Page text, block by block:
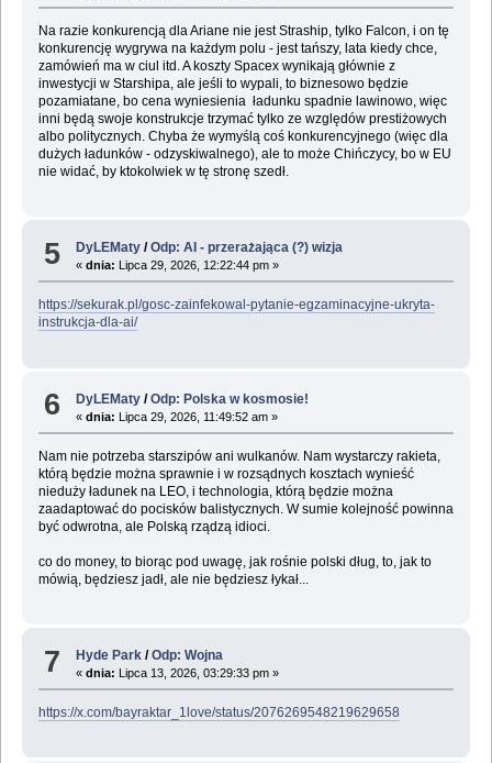
Na razie konkurencją dla Ariane nie jest Straship, tylko Falcon, i on tę
konkurencję wygrywa na każdym polu - jest tańszy, lata kiedy chce,
zamówień ma w ciul itd. A koszty Spacex wynikają głównie z
inwestycji w Starshipa, ale jeśli to wypali, to biznesowo będzie
pozamiatane, bo cena wyniesienia ładunku spadnie lawinowo, więc
inni będą swoje konstrukcje trzymać tylko ze względów prestiżowych
albo politycznych. Chyba że wymyślą coś konkurencyjnego (więc dla
dużych ładunków - odzyskiwalnego), ale to może Chińczycy, bo w EU
nie widać, by ktokolwiek w tę stronę szedł.
5 DyLEMaty /Odp: AI - przerażająca (?) wizja
«dnia: Lipca 29, 2026, 12:22:44 pm »
https://sekurak.pl/gosc-zainfekowal-pytanie-egzaminacyjne-ukryta-
instrukcja-dla-ai/
6 DyLEMaty /Odp: Polska w kosmosie!
«dnia: Lipca 29, 2026, 11:49:52 am »
Nam nie potrzeba starszipów ani wulkanów. Nam wystarczy rakieta,
którą będzie można sprawnie i w rozsądnych kosztach wynieść
nieduży ładunek na LEO, i technologia, którą będzie można
zaadaptować do pocisków balistycznych. W sumie kolejność powinna
być odwrotna, ale Polską rządzą idioci.
co do money, to biorąc pod uwagę, jak rośnie polski dług, to, jak to
mówią, będziesz jadł, ale nie będziesz łykał...
7 Hyde Park /Odp: Wojna
«dnia: Lipca 13, 2026, 03:29:33 pm »
https://x.com/bayraktar_1love/status/2076269548219629658